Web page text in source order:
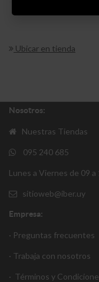
Ubicar en tienda
Nosotros:
Nuestras Tiendas
095 240 685
Lunes a Viernes de 09 a
sitioweb@iber.uy
Empresa:
· Preguntas frecuentes
· Trabaja con nosotros
· Términos y